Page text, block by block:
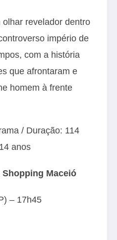
revelador dentro
império de
com a história
que afrontaram e
homem à frente
/ Duração: 114
anos
Maceió
– 17h45